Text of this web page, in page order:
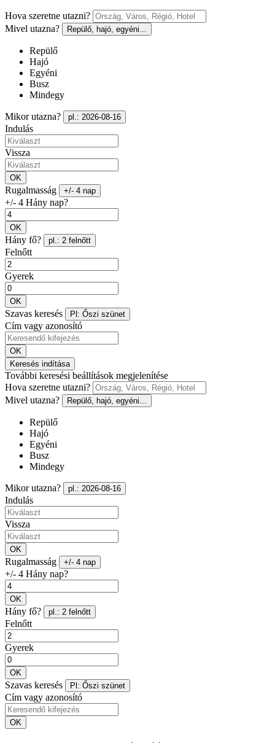
Hova szeretne utazni?
Mivel utazna?
Repülő, hajó, egyéni...
Repülő
Hajó
Egyéni
Busz
Mindegy
Mikor utazna? pl.: 2026-08-16
Indulás
Vissza
OK
Rugalmasság +/- 4 nap
+/- 4 Hány nap?
OK
Hány fő? pl.: 2 felnőtt
Felnőtt
Gyerek
OK
Szavas keresés Pl: Őszi szünet
Cím vagy azonosító
OK
Keresés indítása
További keresési beállítások megjelenítése
Hova szeretne utazni?
Mivel utazna?
Repülő, hajó, egyéni...
Repülő
Hajó
Egyéni
Busz
Mindegy
Mikor utazna? pl.: 2026-08-16
Indulás
Vissza
OK
Rugalmasság +/- 4 nap
+/- 4 Hány nap?
OK
Hány fő? pl.: 2 felnőtt
Felnőtt
Gyerek
OK
Szavas keresés Pl: Őszi szünet
Cím vagy azonosító
OK